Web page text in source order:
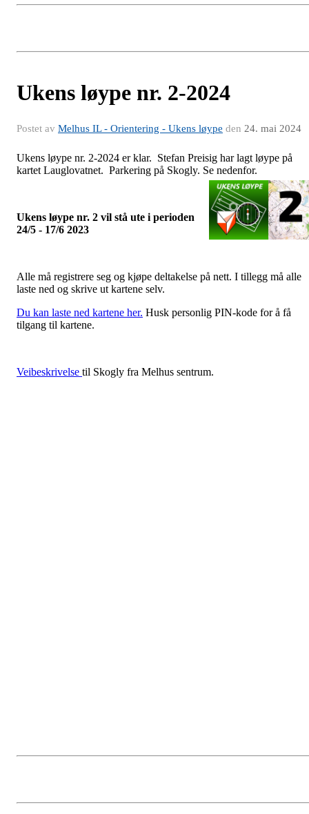
Ukens løype nr. 2-2024
Postet av Melhus IL - Orientering - Ukens løype den 24. mai 2024
Ukens løype nr. 2-2024 er klar. Stefan Preisig har lagt løype på
kartet Lauglovatnet. Parkering på Skogly. Se nedenfor.
Ukens løype nr. 2 vil stå ute i perioden
24/5 - 17/6 2023
Alle må registrere seg og kjøpe deltakelse på nett. I tillegg må alle
laste ned og skrive ut kartene selv.
Du kan laste ned kartene her. Husk personlig PIN-kode for å få
tilgang til kartene.
Veibeskrivelse til Skogly fra Melhus sentrum.